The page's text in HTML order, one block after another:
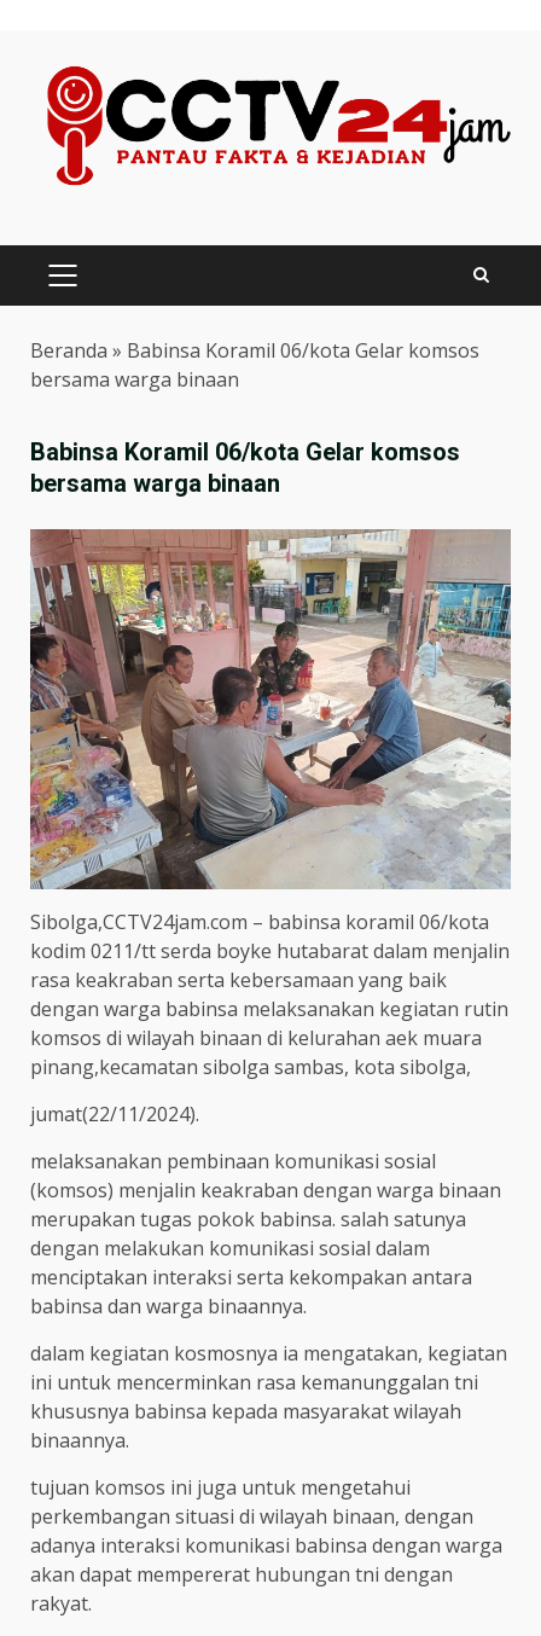
content
PRIMARY
MENU
Beranda » Babinsa Koramil 06/kota Gelar komsos
bersama warga binaan
Babinsa Koramil 06/kota Gelar komsos
bersama warga binaan
Sibolga,CCTV24jam.com – babinsa koramil 06/kota
kodim 0211/tt serda boyke hutabarat dalam menjalin
rasa keakraban serta kebersamaan yang baik
dengan warga babinsa melaksanakan kegiatan rutin
komsos di wilayah binaan di kelurahan aek muara
pinang,kecamatan sibolga sambas, kota sibolga,
jumat(22/11/2024).
melaksanakan pembinaan komunikasi sosial
(komsos) menjalin keakraban dengan warga binaan
merupakan tugas pokok babinsa. salah satunya
dengan melakukan komunikasi sosial dalam
menciptakan interaksi serta kekompakan antara
babinsa dan warga binaannya.
dalam kegiatan kosmosnya ia mengatakan, kegiatan
ini untuk mencerminkan rasa kemanunggalan tni
khususnya babinsa kepada masyarakat wilayah
binaannya.
tujuan komsos ini juga untuk mengetahui
perkembangan situasi di wilayah binaan, dengan
adanya interaksi komunikasi babinsa dengan warga
akan dapat mempererat hubungan tni dengan
rakyat.